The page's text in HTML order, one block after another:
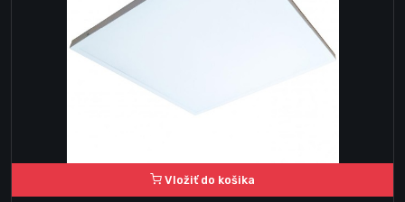
Vložiť do košika